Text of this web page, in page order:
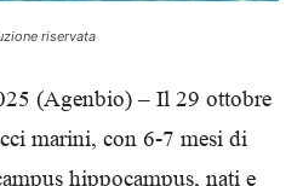
riservata
(Agenbio) – Il 29 ottobre
marini, con 6-7 mesi di
hippocampus, nati e